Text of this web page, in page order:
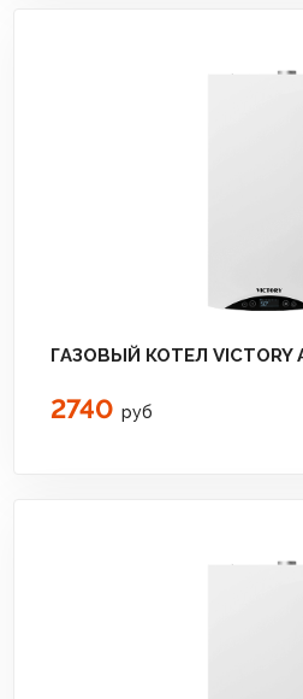
ГАЗОВЫЙ КОТЕЛ VICTORY
2740 руб